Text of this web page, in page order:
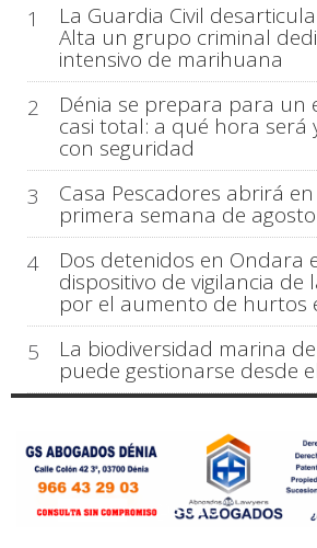
1 La Guardia Civil
Alta un grupo criminal
intensivo de marihuana
2
Dénia se prepara para un
casi total: a qué hora será
con seguridad
3
Casa Pescadores abrirá
primera semana de agosto
4
Dos detenidos en Ondara
dispositivo de vigilancia de
por el aumento de hurtos
5
La biodiversidad marina
puede gestionarse desde